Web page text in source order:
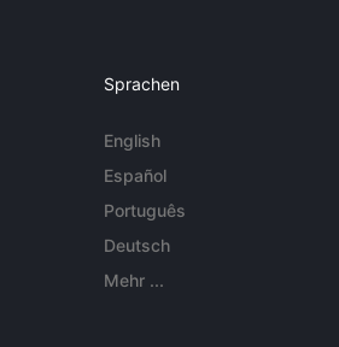
Sprachen
English
Español
Português
Deutsch
Mehr ...